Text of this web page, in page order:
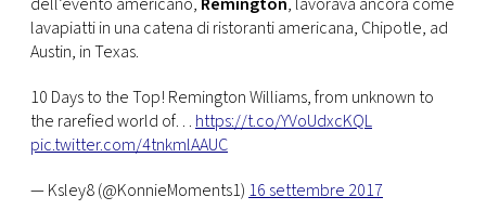
lavapiatti in una catena di ristoranti americana, Chipotle, ad
Austin, in Texas.
10 Days to the Top! Remington Williams, from unknown to
the rarefied world of… https://t.co/YVoUdxcKQL
pic.twitter.com/4tnkmlAAUC
— Ksley8 (@KonnieMoments1) 16 settembre 2017